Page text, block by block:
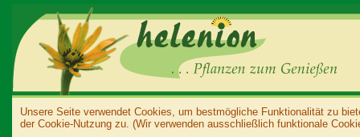
Unsere Seite verwendet Cookies, um bestmögliche Funktionalität zu
der Cookie-Nutzung zu. (Wir verwenden ausschließlich funktionale